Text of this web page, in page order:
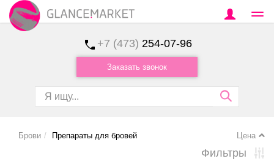
+7 (473) 254-07-96
Заказать звонок
Цена
Брови Препараты для бровей
Фильтры